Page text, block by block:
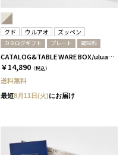
クド ウルアオ ズッペン
カタログギフト プレート 調味料
CATALOG&TABLE WARE BOX/uluao/9°/白無垢&茶大色/全5種 アウレリアーナ
￥14,890 （税込）
送料無料
最短8月11日(火)にお届け